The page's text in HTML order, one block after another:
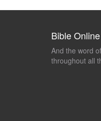
Bible Online
And the word
throughout all